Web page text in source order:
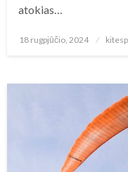
atokias…
Posted
18 rugpjūčio, 2024